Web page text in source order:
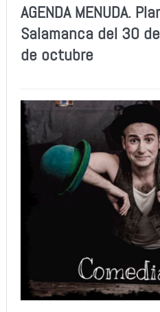
AGENDA MENUDA.
Salamanca del 30
de octubre